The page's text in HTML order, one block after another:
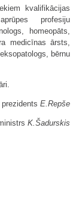
kvalifikācijas
profesiju
homeopāts,
medicīnas ārsts,
bērnu
E.Repše
K.Šadurskis